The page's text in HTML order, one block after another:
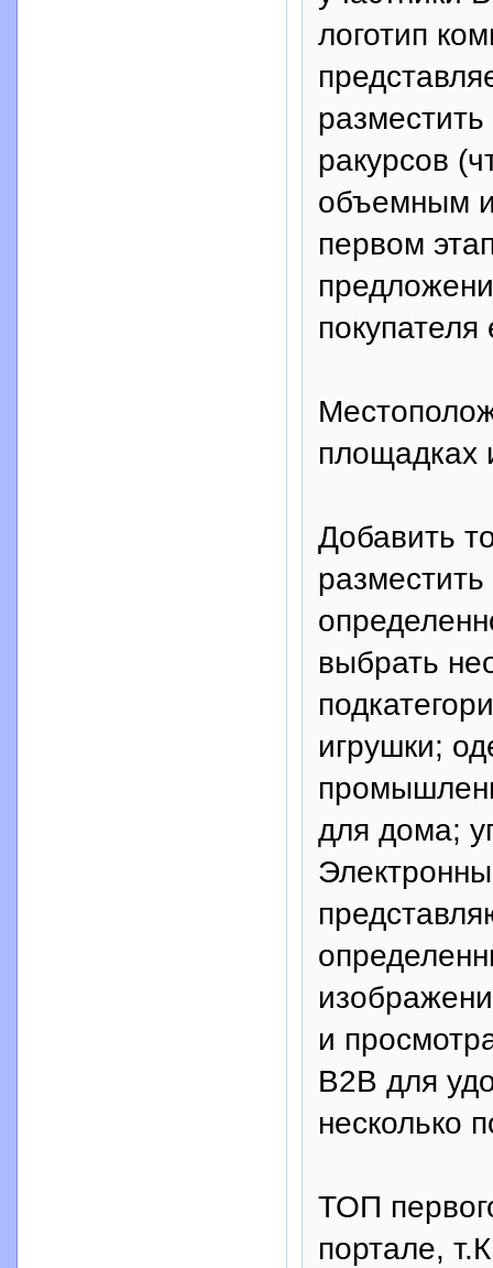
логотип
ракурсов
объемным
первом
площадках
Добавить
выбрать
игрушки;
для дома;
и
B2B для
несколько
ТОП
портале,